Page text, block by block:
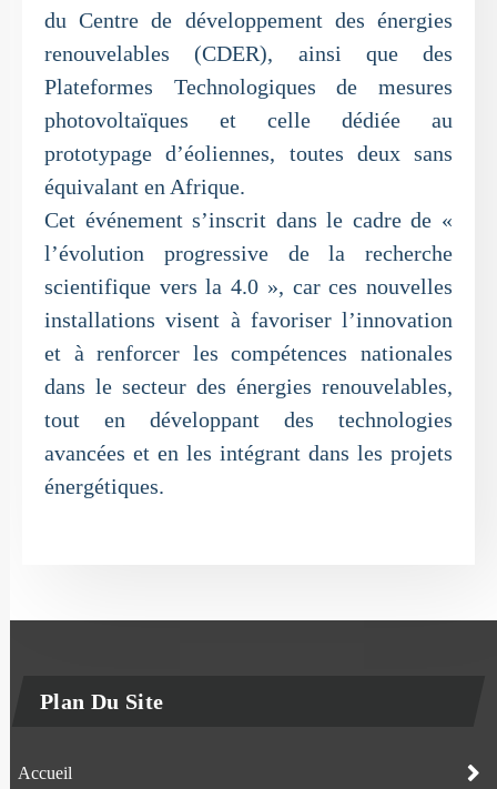
du Centre de développement des énergies
renouvelables (CDER), ainsi que des
Plateformes Technologiques de mesures
photovoltaïques et celle dédiée au
prototypage d’éoliennes, toutes deux sans
équivalant en Afrique.
Cet événement s’inscrit dans le cadre de «
l’évolution progressive de la recherche
scientifique vers la 4.0 », car ces nouvelles
installations visent à favoriser l’innovation
et à renforcer les compétences nationales
dans le secteur des énergies renouvelables,
tout en développant des technologies
avancées et en les intégrant dans les projets
énergétiques.
Plan Du Site
Accueil